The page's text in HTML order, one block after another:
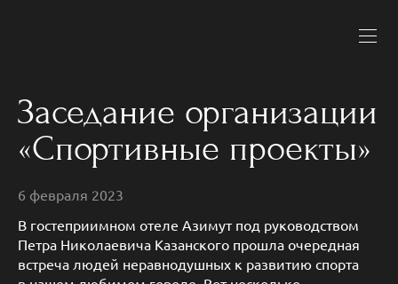
Заседание организации
«Спортивные проекты»
6 февраля 2023
В гостеприимном отеле Азимут под руководством
Петра Николаевича Казанского прошла очередная
встреча людей неравнодушных к развитию спорта